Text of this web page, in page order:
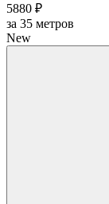
5880 ₽
за 35 метров
New